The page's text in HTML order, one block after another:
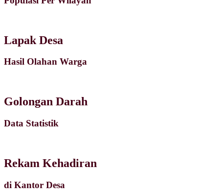
Lapak Desa
Hasil Olahan Warga
Golongan Darah
Data Statistik
Rekam Kehadiran
di Kantor Desa